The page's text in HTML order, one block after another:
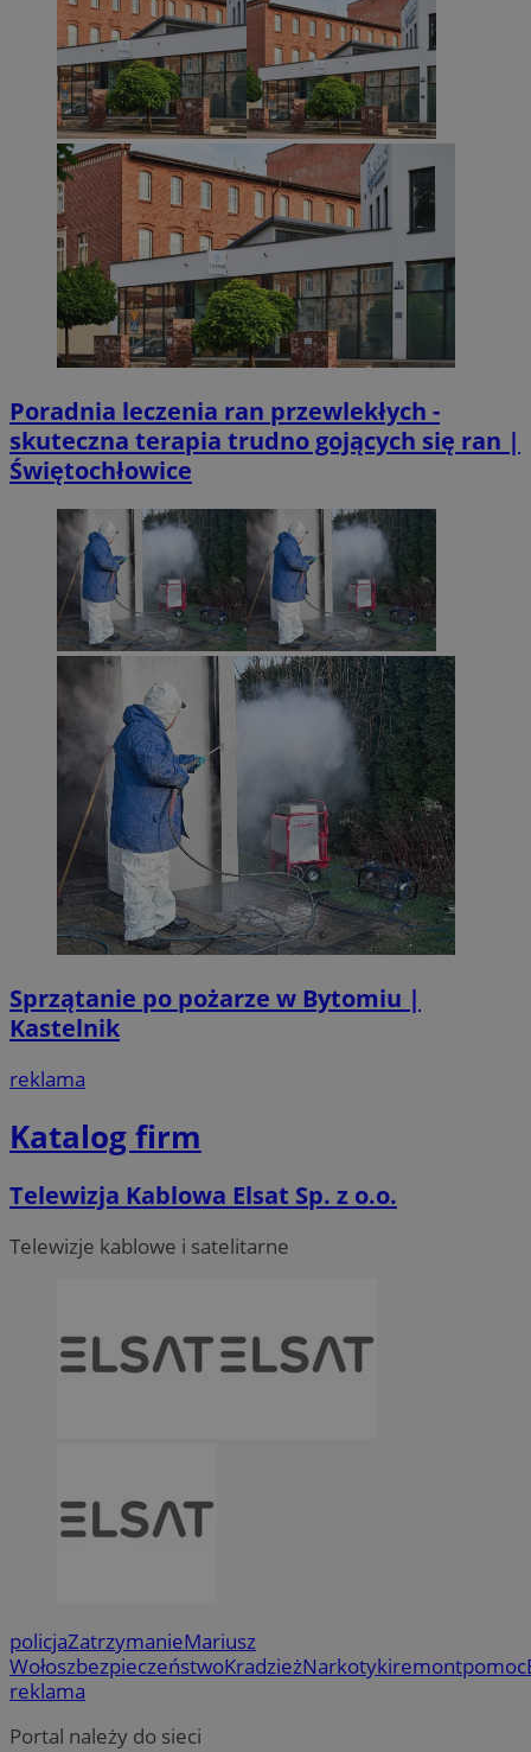
Poradnia leczenia ran przewlekłych -
skuteczna terapia trudno gojących się ran |
Świętochłowice
Sprzątanie po pożarze w Bytomiu |
Kastelnik
reklama
Katalog firm
Telewizja Kablowa Elsat Sp. z o.o.
Telewizje kablowe i satelitarne
policjaZatrzymanieMariusz
WołoszbezpieczeństwoKradzieżNarkotykiremontpomoc
reklama
Portal należy do sieci